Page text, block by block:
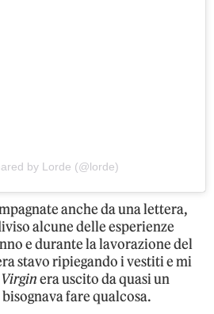
by Lorde (@lorde)
anche da una lettera,
alcune delle esperienze
e durante la lavorazione del
stavo ripiegando i vestiti e mi
Virginera uscito da quasi un
fare qualcosa.